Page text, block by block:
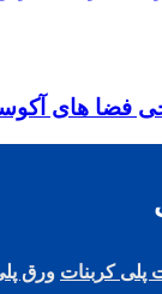
فضا های
پلی کربنات ورق